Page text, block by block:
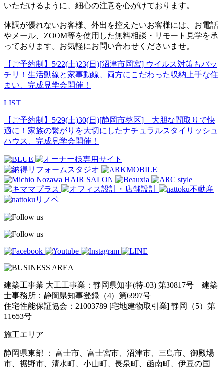
いただけるように、細心の注意を心がけております。
体調が優れないお客様、外出を控えたいお客様には、お電話
やメール、ZOOM等を使用した無料相談・リモート見学を承
っております。お気軽にお問い合わせくださいませ。
【ご予約制】5/22(土)23(日)[沼津市岡宮] ウイルス対策もバッ
チリ！生活動線と家事動線、両方にこだわった収納上手な住
まい、完成見学会開催！
LIST
【ご予約制】5/29(土)30(日)[静岡市葵区] 大胆な間取りで快
適に！家族の繋がりを大切にしたナチュラルスタイリッシュ
ハウス、完成見学会開催！
建築工事業 大工工事業：静岡県知事(特-03) 第30817号 建築
士事務所：静岡県知事登録（4）第6997号
住宅性能保証協会：21003789 [宅地建物取引業] 静岡（5）第
11653号
施工エリア
静岡県東部 ： 富士市、富士宮市、沼津市、三島市、御殿場
市、裾野市、清水町、小山町、長泉町、函南町、伊豆の国